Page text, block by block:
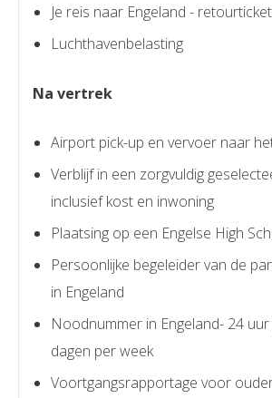
Je reis naar Engeland - retourticket
Luchthavenbelasting
Na vertrek
Airport pick-up en vervoer naar
Verblijf in een zorgvuldig
inclusief kost en inwoning
Plaatsing op een Engelse High
Persoonlijke begeleider van de
in Engeland
Noodnummer in Engeland- 24
dagen per week
Voortgangsrapportage voor